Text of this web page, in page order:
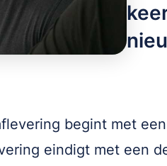
begint met
eindigt met een